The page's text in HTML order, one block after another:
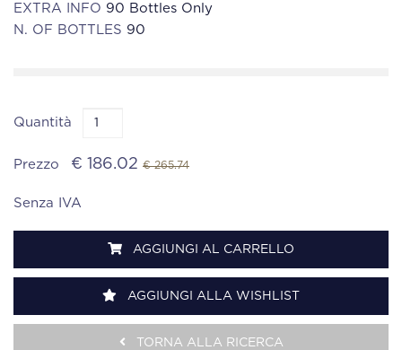
EXTRA INFO 90 Bottles Only
N. OF BOTTLES 90
Quantità
Prezzo € 186.02 € 265.74
Senza IVA
AGGIUNGI AL CARRELLO
AGGIUNGI ALLA WISHLIST
TORNA ALLA RICERCA